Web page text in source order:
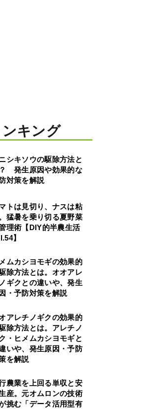
ンキング
シキソウの駆除方法と
発生原因や効果的な
対策を解説
トは見切り、ナスは粘
猛暑を乗り切る夏野菜
理術【DIY的半農生活
】
ムカシヨモギの効果的
除方法とは。オオアレ
ギクとの違いや、発生
・予防対策を解説
アレチノギクの効果的
除方法とは。アレチノ
・ヒメムカシヨモギと
いや、発生原因・予防
を解説
農業を上回る単収と安
産。元オムロンの技術
挑む「データ活用型有